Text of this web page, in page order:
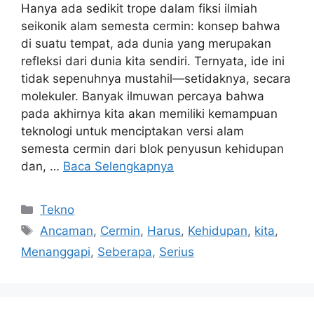
Hanya ada sedikit trope dalam fiksi ilmiah
seikonik alam semesta cermin: konsep bahwa
di suatu tempat, ada dunia yang merupakan
refleksi dari dunia kita sendiri. Ternyata, ide ini
tidak sepenuhnya mustahil—setidaknya, secara
molekuler. Banyak ilmuwan percaya bahwa
pada akhirnya kita akan memiliki kemampuan
teknologi untuk menciptakan versi alam
semesta cermin dari blok penyusun kehidupan
dan, … Baca Selengkapnya
Kategori
Tekno
Tag
Ancaman, Cermin, Harus, Kehidupan, kita,
Menanggapi, Seberapa, Serius